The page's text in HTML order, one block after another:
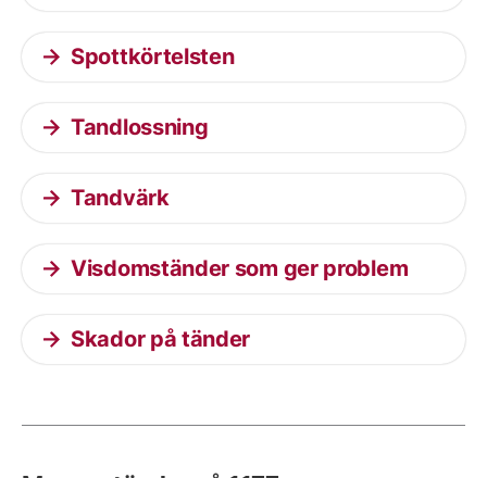
Spottkörtelsten
Tandlossning
Tandvärk
Visdomständer som ger problem
Skador på tänder